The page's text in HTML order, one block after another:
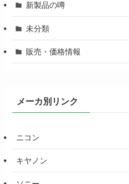
新製品の噂
未分類
販売・価格情報
メーカ別リンク
ニコン
キヤノン